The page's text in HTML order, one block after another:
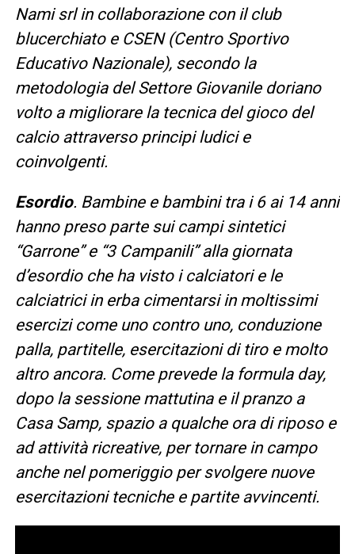
Nami srl in collaborazione con il club
blucerchiato e CSEN (Centro Sportivo
Educativo Nazionale), secondo la
metodologia del Settore Giovanile doriano
volto a migliorare la tecnica del gioco del
calcio attraverso principi ludici e
coinvolgenti.
Esordio. Bambine e bambini tra i 6 ai 14 anni
hanno preso parte sui campi sintetici
“Garrone” e “3 Campanili” alla giornata
d’esordio che ha visto i calciatori e le
calciatrici in erba cimentarsi in moltissimi
esercizi come uno contro uno, conduzione
palla, partitelle, esercitazioni di tiro e molto
altro ancora. Come prevede la formula day,
dopo la sessione mattutina e il pranzo a
Casa Samp, spazio a qualche ora di riposo e
ad attività ricreative, per tornare in campo
anche nel pomeriggio per svolgere nuove
esercitazioni tecniche e partite avvincenti.